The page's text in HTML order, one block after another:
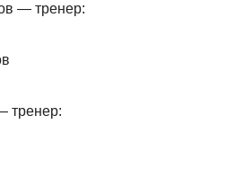
— тренер:
тренер: